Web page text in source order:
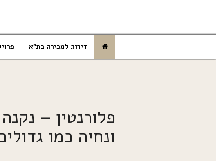
דירות למכירה בת”א
פלורנטין –
ונחיה כמו